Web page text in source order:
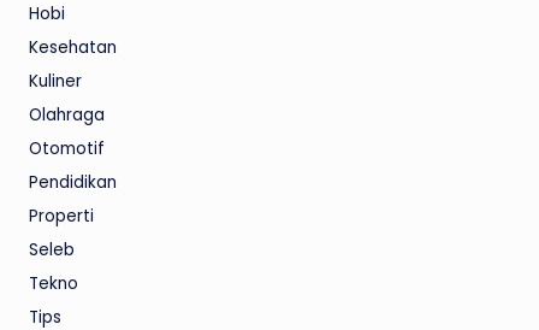
Hobi
Kesehatan
Kuliner
Olahraga
Otomotif
Pendidikan
Properti
Seleb
Tekno
Tips